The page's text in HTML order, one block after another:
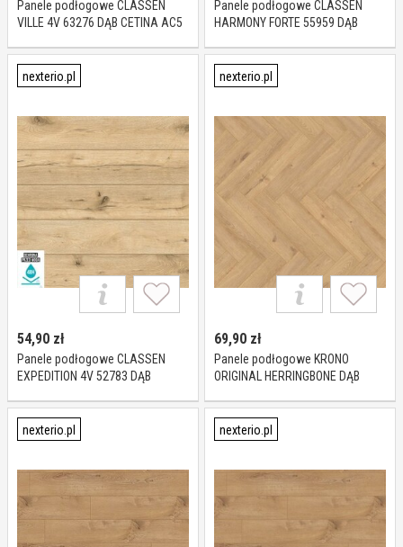
Panele podłogowe CLASSEN
VILLE 4V 63276 DĄB CETINA AC5
Panele podłogowe CLASSEN
HARMONY FORTE 55959 DĄB
nexterio.pl
54,90 zł
Panele podłogowe CLASSEN
EXPEDITION 4V 52783 DĄB
nexterio.pl
69,90 zł
Panele podłogowe KRONO
ORIGINAL HERRINGBONE DĄB
nexterio.pl nexterio.pl